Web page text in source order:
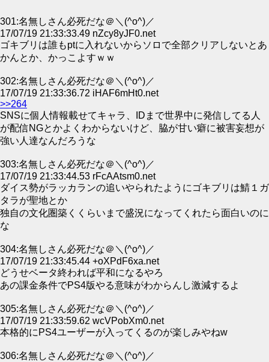
301:名無しさん必死だな＠＼(^o^)／
17/07/19 21:33:33.49 nZcy8yJF0.net
ゴキブリは誰もptに入れないからソロで全部クリアしないとあ
かんとか、かっこよすｗｗ
302:名無しさん必死だな＠＼(^o^)／
17/07/19 21:33:36.72 iHAF6mHt0.net
>>264
SNSに個人情報載せてキャラ、IDまで世界中に発信してる人
が配信NGとかよくわからないけど、脇が甘い癖に被害妄想が
強い人達なんだろうな
303:名無しさん必死だな＠＼(^o^)／
17/07/19 21:33:44.53 rFcAAtsm0.net
ダイス勢がラッカランの追いやられたようにゴキブリは鯖１ガ
タラが聖地とか
独自の文化圏築くくらいまで盛況になってくれたら面白いのに
な
304:名無しさん必死だな＠＼(^o^)／
17/07/19 21:33:45.44 +oXPdF6xa.net
どうせベータ終われば平和になるやろ
あの課金条件でPS4版やる意味がわからんし激減するよ
305:名無しさん必死だな＠＼(^o^)／
17/07/19 21:33:59.62 wcVPobXm0.net
本格的にPS4ユーザーが入ってくるのが楽しみやねw
306:名無しさん必死だな＠＼(^o^)／